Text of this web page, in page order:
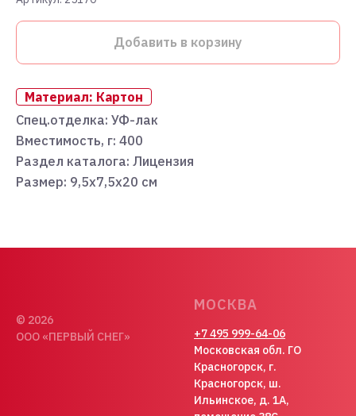
Добавить в корзину
Материал: Картон
Спец.отделка: УФ-лак
Вместимость, г: 400
Раздел каталога: Лицензия
Размер: 9,5х7,5х20 см
© 2026
ООО «ПЕРВЫЙ СНЕГ»
МОСКВА
+7 495 999-64-06
Московская обл. ГО
Красногорск, г.
Красногорск, ш.
Ильинское, д. 1А,